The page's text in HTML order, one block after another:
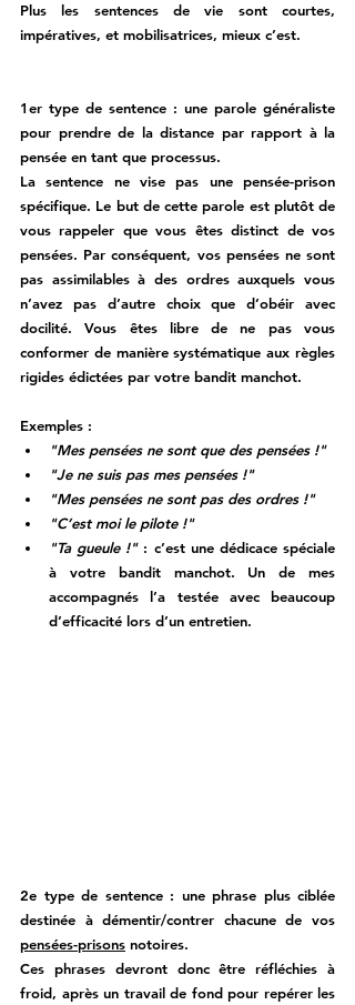
Plus les sentences de vie sont courtes,
impératives, et mobilisatrices, mieux c’est.
1er type de sentence : une parole généraliste
pour prendre de la distance par rapport à la
pensée en tant que processus.
La sentence ne vise pas une pensée-prison
spécifique. Le but de cette parole est plutôt de
vous rappeler que vous êtes distinct de vos
pensées. Par conséquent, vos pensées ne sont
pas assimilables à des ordres auxquels vous
n’avez pas d’autre choix que d’obéir avec
docilité. Vous êtes libre de ne pas vous
conformer de manière systématique aux règles
rigides édictées par votre bandit manchot.
Exemples :
"Mes pensées ne sont que des pensées !"
"Je ne suis pas mes pensées !"
"Mes pensées ne sont pas des ordres !"
"C’est moi le pilote !"
"Ta gueule !" : c’est une dédicace spéciale
à votre bandit manchot. Un de mes
accompagnés l’a testée avec beaucoup
d’efficacité lors d’un entretien.
2e type de sentence : une phrase plus ciblée
pensées-prisons notoires.
Ces phrases devront donc être réfléchies à
froid, après un travail de fond pour repérer les